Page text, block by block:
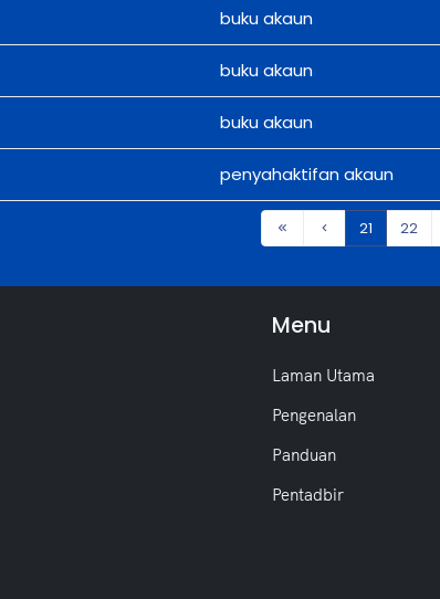
buku akaun
buku akaun
buku akaun
penyahaktifan akaun
21 22
Menu
Laman Utama
Pengenalan
Panduan
Pentadbir